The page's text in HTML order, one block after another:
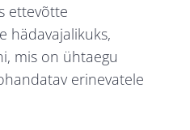
ettevõtte
hädavajalikuks,
mis on ühtaegu
erinevatele